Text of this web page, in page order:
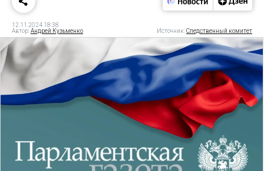
12.11.2024 18:38
Автор:Андрей Кузьменко Источник:Следственный комитет